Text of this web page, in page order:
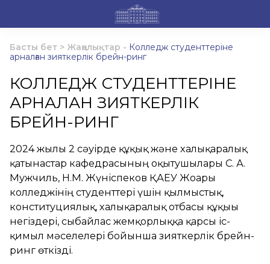
Басты бет > Жаңалықтар - Колледж студенттеріне
арналған зияткерлік брейн-ринг
КОЛЛЕДЖ СТУДЕНТТЕРІНЕ
АРНАЛҒАН ЗИЯТКЕРЛІК
БРЕЙН-РИНГ
2024 жылғы 2 сәуірде құқық және халықаралық
қатынастар кафедрасының оқытушылары С. А.
Мужчиль, Н.М. Жүніспеков ҚАЕУ Жоғары
колледжінің студенттері үшін қылмыстық,
конституциялық, халықаралық отбасы құқығы
негіздері, сыбайлас жемқорлыққа қарсы іс-
қимыл мәселелері бойынша зияткерлік брейн-
ринг өткізді.